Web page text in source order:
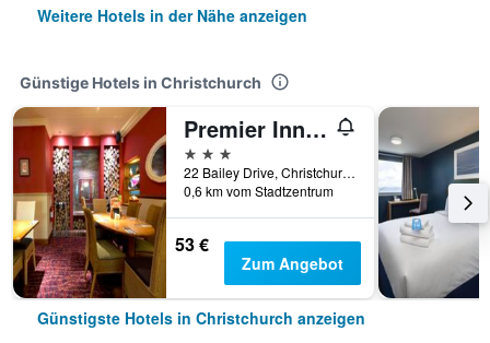
Weitere Hotels in der Nähe anzeigen
Günstige Hotels in Christchurch
Premier Inn Christchurch West
3 Sterne
22 Bailey Drive, Christchurch, Großbritannien
0,6 km vom Stadtzentrum
53 €
Zum Angebot
Günstigste Hotels in Christchurch anzeigen